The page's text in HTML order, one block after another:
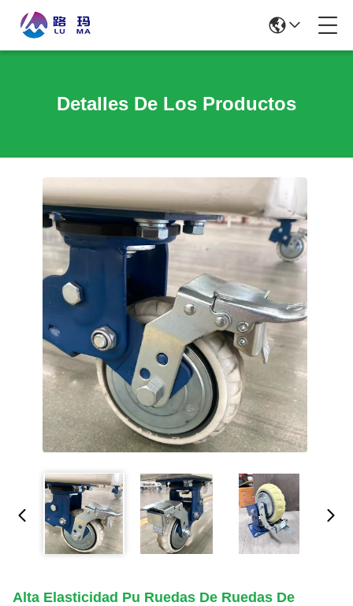
Detalles De Los Productos
Alta Elasticidad Pu Ruedas De Ruedas De